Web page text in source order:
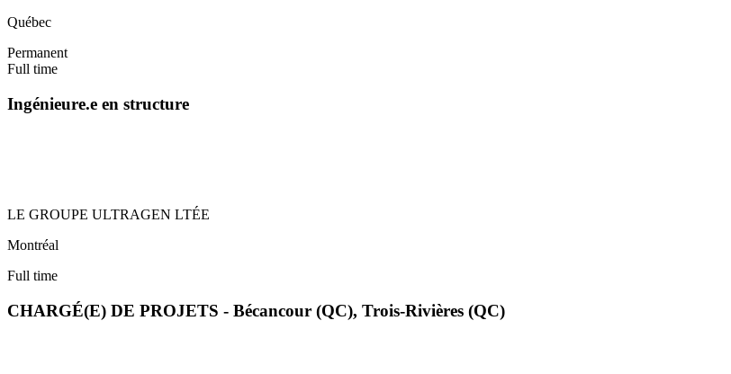
Québec
Permanent
Full time
Ingénieure.e en structure
LE GROUPE ULTRAGEN LTÉE
Montréal
Full time
CHARGÉ(E) DE PROJETS - Bécancour (QC), Trois-Rivières (QC)